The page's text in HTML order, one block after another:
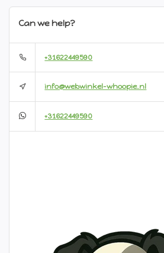
Can we help?
+31622449590
info@webwinkel-whoopie.nl
+31622449590